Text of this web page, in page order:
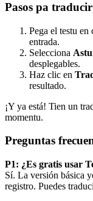
Pasos pa traducir
Pega el testu
entrada.
Selecciona
desplegables.
Haz clic en
resultado.
¡Y ya está! Tien un
momentu.
Preguntas
P1: ¿Es gratis usar
Sí. La versión básica
registro. Puedes